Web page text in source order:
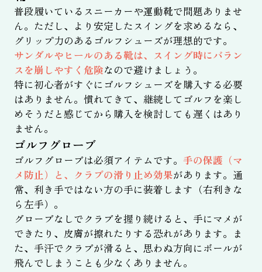
普段履いているスニーカーや運動靴で問題ありませ
ん。ただし、より安定したスイングを求めるなら、
グリップ力のあるゴルフシューズが理想的です。
サンダルやヒールのある靴は、スイング時にバラン
スを崩しやすく危険なので避けましょう。
特に初心者がすぐにゴルフシューズを購入する必要
はありません。慣れてきて、継続してゴルフを楽し
めそうだと感じてから購入を検討しても遅くはあり
ません。
ゴルフグローブ
ゴルフグローブは必須アイテムです。 手の保護（マ
メ防止）と、クラブの滑り止め効果があります。通
常、利き手ではない方の手に装着します（右利きな
ら左手）。
グローブなしでクラブを握り続けると、手にマメが
できたり、皮膚が擦れたりする恐れがあります。ま
た、手汗でクラブが滑ると、思わぬ方向にボールが
飛んでしまうことも少なくありません。